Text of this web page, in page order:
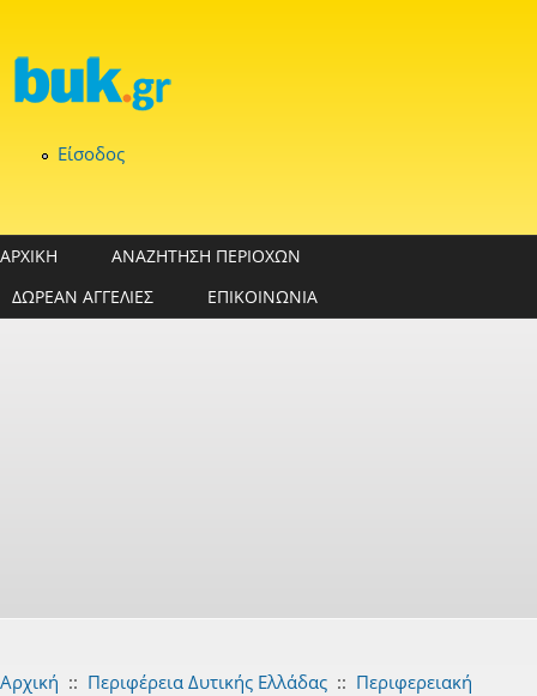
Είσοδος
ΑΡΧΙΚΗ
ΑΝΑΖΗΤΗΣΗ ΠΕΡΙΟΧΩΝ
ΔΩΡΕΑΝ ΑΓΓΕΛΙΕΣ
ΕΠΙΚΟΙΝΩΝΙΑ
Αρχική :: Περιφέρεια Δυτικής Ελλάδας :: Περιφερειακή